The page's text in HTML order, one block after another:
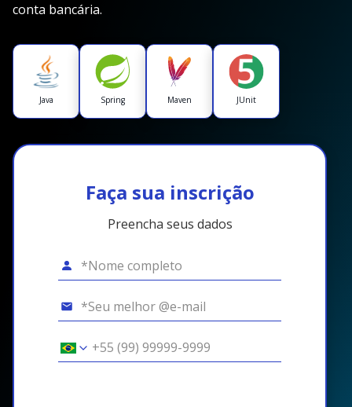
conta bancária.
Java Spring Maven JUnit
Faça sua inscrição
Preencha seus dados